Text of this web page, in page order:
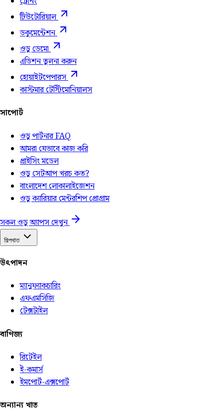
টিউটোরিয়াল
ডকুমেন্টেশন
ওডু ডেমো
এডিশন তুলনা করুন
হোয়াইটপেপারস
কাস্টমার টেস্টিমোনিয়ালস
সাপোর্ট
ওডু পার্টনার FAQ
আমরা যেভাবে কাজ করি
প্রাইসিং মডেল
ওডু সেটআপ খরচ কত?
বাংলাদেশ লোকালাইজেশন
ওডু ক্যারিয়ার মেন্টরশিপ প্রোগ্রাম
সকল ওডু অ্যাপস দেখুন
শিল্পখাত
উৎপাদন
ম্যানুফ্যাকচারিং
এফএমসিজি
টেক্সটাইল
বাণিজ্য
রিটেইল
ই-কমার্স
ইমপোর্ট-এক্সপোর্ট
অন্যান্য খাত